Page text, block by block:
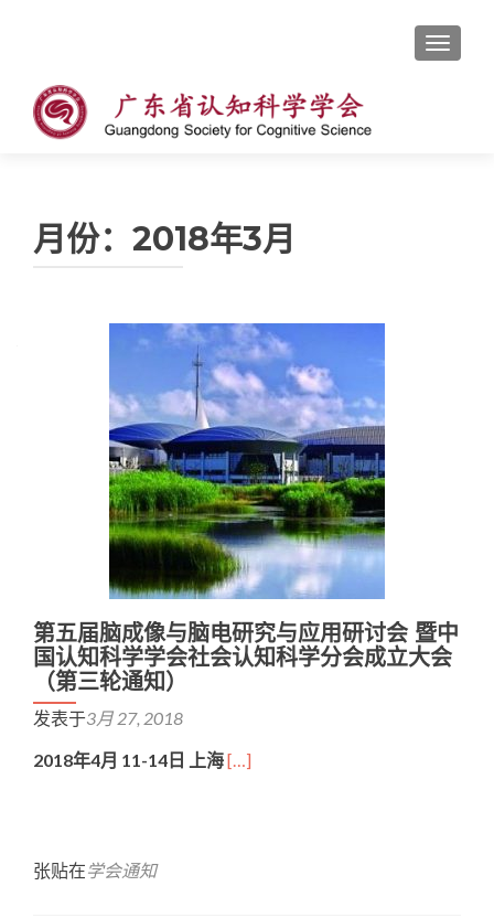
切换导
月份：2018年3月
第五届脑成像与脑电研究与应用研讨会 暨中
国认知科学学会社会认知科学分会成立大会
（第三轮通知）
发表于3月 27, 2018
2018年4月 11-14日 上海[…]
张贴在学会通知